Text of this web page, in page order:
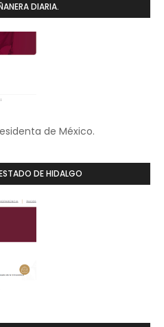
DIARIA.
de México.
DE HIDALGO